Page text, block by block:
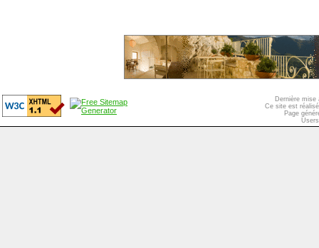
Dernière mise
Ce site est
Page